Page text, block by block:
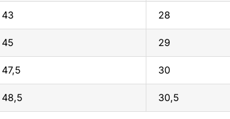
43 28
45 29
47,5 30
48,5 30,5